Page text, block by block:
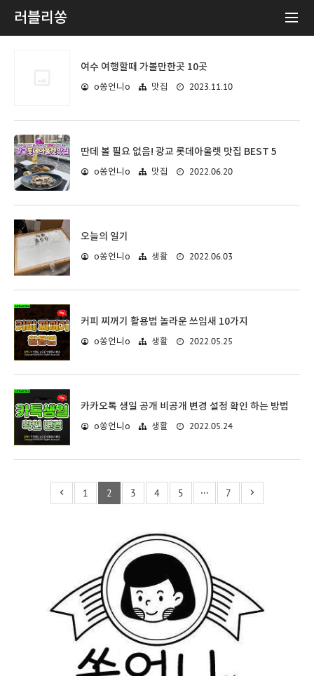
러블리쏭
여수 여행할때 가볼만한곳 10곳
o쏭언니o 맛집 2023.11.10
딴데 볼 필요 없음! 광교 롯데아울렛 맛집 BEST 5
o쏭언니o 맛집 2022.06.20
오늘의 일기
o쏭언니o 생활 2022.06.03
커피 찌꺼기 활용법 놀라운 쓰임새 10가지
o쏭언니o 생활 2022.05.25
카카오톡 생일 공개 비공개 변경 설정 확인 하는 방법
o쏭언니o 생활 2022.05.24
1 2 3 4 5 ··· 7